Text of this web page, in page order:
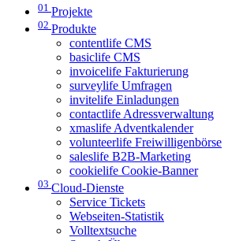
01 Projekte
02 Produkte
contentlife CMS
basiclife CMS
invoicelife Fakturierung
surveylife Umfragen
invitelife Einladungen
contactlife Adressverwaltung
xmaslife Adventkalender
volunteerlife Freiwilligenbörse
saleslife B2B-Marketing
cookielife Cookie-Banner
03 Cloud-Dienste
Service Tickets
Webseiten-Statistik
Volltextsuche